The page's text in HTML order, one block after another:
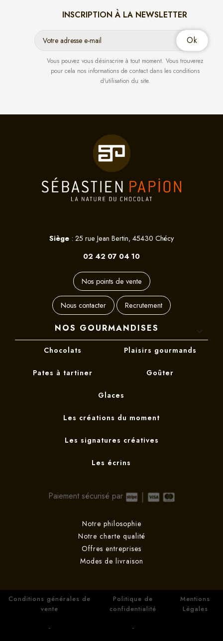
INSCRIPTION À LA NEWSLETTER
Vous pouvez vous désinscrire à tout moment. Vous trouverez
pour cela nos informations de contact dans les conditions
d'utilisation du site.
Siège : 25 rue Jean Bertin, 45430 Chécy
02 42 07 04 10
Nos points de vente
Nous contacter Recrutement
NOS GOURMANDISES 
Chocolats Plaisirs gourmands
Pates à tartiner Goûter
Glaces
Les créations du moment
Les signatures créatives
Les écrins
Paiement sécurisé par
Notre philosophie
Notre charte qualité
Offres entreprises
Modes de livraison
Conditions générales de
vente
-
Politique de
confidentialité
-
Mentions
Légales